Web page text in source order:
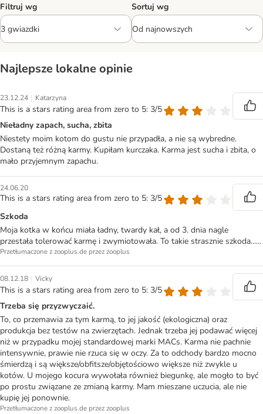
Filtruj wg Sortuj wg
Najlepsze lokalne opinie
23.12.24 | Katarzyna
This is a stars rating area from zero to 5: 3/5
Nieładny zapach, sucha, zbita
Niestety moim kotom do gustu nie przypadła, a nie są wybredne.
Dostaną też różną karmy. Kupiłam kurczaka. Karma jest sucha i zbita, o
mało przyjemnym zapachu.
24.06.20
This is a stars rating area from zero to 5: 3/5
Szkoda
Moja kotka w końcu miała ładny, twardy kał, a od 3. dnia nagle
przestała tolerować karmę i zwymiotowała. To takie strasznie szkoda......
Przetłumaczone z zooplus.de przez zooplus
08.12.18 | Vicky
This is a stars rating area from zero to 5: 3/5
Trzeba się przyzwyczaić.
To, co przemawia za tym karmą, to jej jakość (ekologiczna) oraz
produkcja bez testów na zwierzętach. Jednak trzeba jej podawać więcej
niż w przypadku mojej standardowej marki MACs. Karma nie pachnie
intensywnie, prawie nie rzuca się w oczy. Za to odchody bardzo mocno
śmierdzą i są większe/obfitsze/objętościowo większe niż zwykle u
kotów. U mojego kocura wywołała również biegunkę, ale mogło to być
po prostu związane ze zmianą karmy. Mam mieszane uczucia, ale nie
kupię jej ponownie.
Przetłumaczone z zooplus.de przez zooplus